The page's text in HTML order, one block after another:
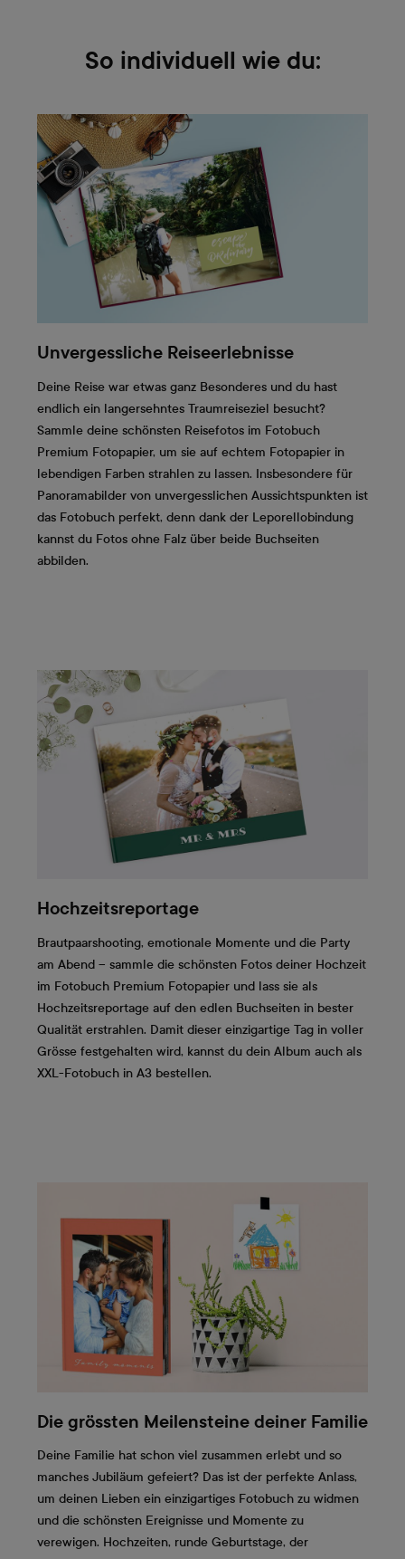
So individuell wie du:
Unvergessliche Reiseerlebnisse
Deine Reise war etwas ganz Besonderes und du hast
endlich ein langersehntes Traumreiseziel besucht?
Sammle deine schönsten Reisefotos im Fotobuch
Premium Fotopapier, um sie auf echtem Fotopapier in
lebendigen Farben strahlen zu lassen. Insbesondere für
Panoramabilder von unvergesslichen Aussichtspunkten ist
das Fotobuch perfekt, denn dank der Leporellobindung
kannst du Fotos ohne Falz über beide Buchseiten
abbilden.
Hochzeitsreportage
Brautpaarshooting, emotionale Momente und die Party
am Abend – sammle die schönsten Fotos deiner Hochzeit
im Fotobuch Premium Fotopapier und lass sie als
Hochzeitsreportage auf den edlen Buchseiten in bester
Qualität erstrahlen. Damit dieser einzigartige Tag in voller
Grösse festgehalten wird, kannst du dein Album auch als
XXL-Fotobuch in A3 bestellen.
Die grössten Meilensteine deiner Familie
Deine Familie hat schon viel zusammen erlebt und so
manches Jubiläum gefeiert? Das ist der perfekte Anlass,
um deinen Lieben ein einzigartiges Fotobuch zu widmen
und die schönsten Ereignisse und Momente zu
verewigen. Hochzeiten, runde Geburtstage, der